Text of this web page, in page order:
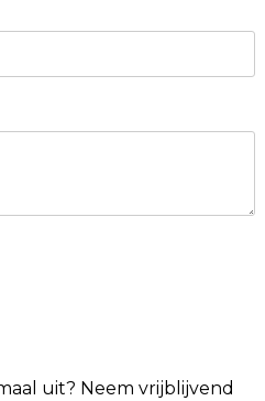
uit? Neem vrijblijvend